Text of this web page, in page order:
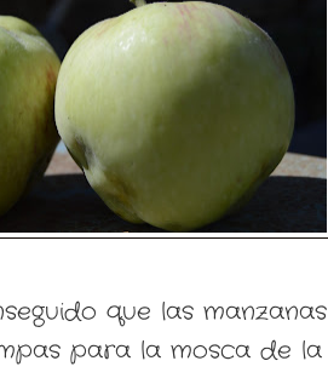
que las manzanas
para la mosca de la